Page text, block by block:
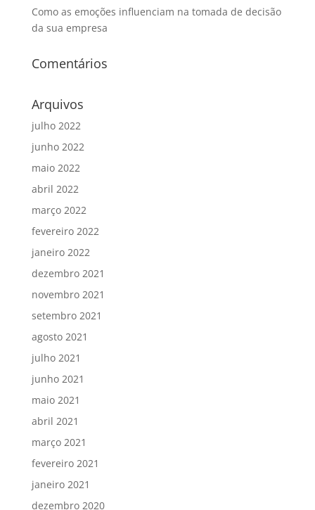
Como as emoções influenciam na tomada de decisão
da sua empresa
Comentários
Arquivos
julho 2022
junho 2022
maio 2022
abril 2022
março 2022
fevereiro 2022
janeiro 2022
dezembro 2021
novembro 2021
setembro 2021
agosto 2021
julho 2021
junho 2021
maio 2021
abril 2021
março 2021
fevereiro 2021
janeiro 2021
dezembro 2020